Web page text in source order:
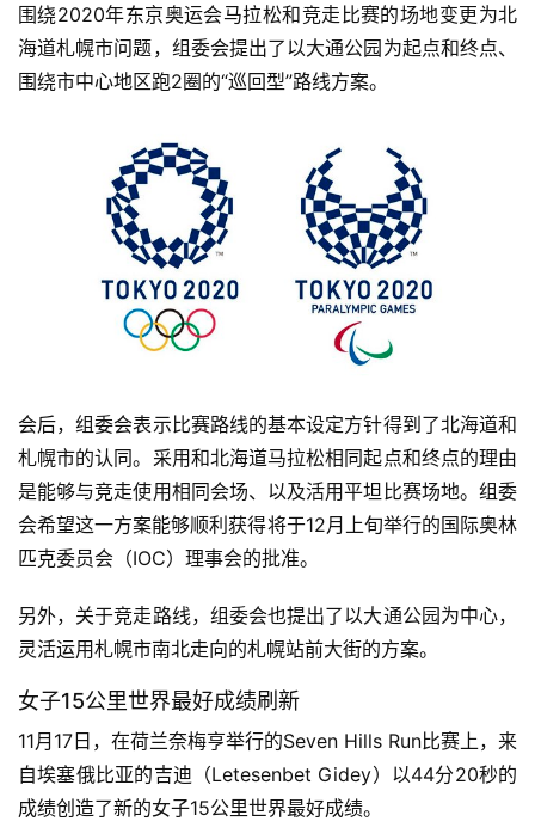
视
频
围绕2020年东京奥运会马拉松和竞走比赛的场地变更为北
海道札幌市问题，组委会提出了以大通公园为起点和终点、
围绕市中心地区跑2圈的“巡回型”路线方案。
会后，组委会表示比赛路线的基本设定方针得到了北海道和
札幌市的认同。采用和北海道马拉松相同起点和终点的理由
是能够与竞走使用相同会场、以及活用平坦比赛场地。组委
会希望这一方案能够顺利获得将于12月上旬举行的国际奥林
匹克委员会（IOC）理事会的批准。
另外，关于竞走路线，组委会也提出了以大通公园为中心，
灵活运用札幌市南北走向的札幌站前大街的方案。
女子15公里世界最好成绩刷新
11月17日，在荷兰奈梅亨举行的Seven Hills Run比赛上，来
自埃塞俄比亚的吉迪（Letesenbet Gidey）以44分20秒的
成绩创造了新的女子15公里世界最好成绩。